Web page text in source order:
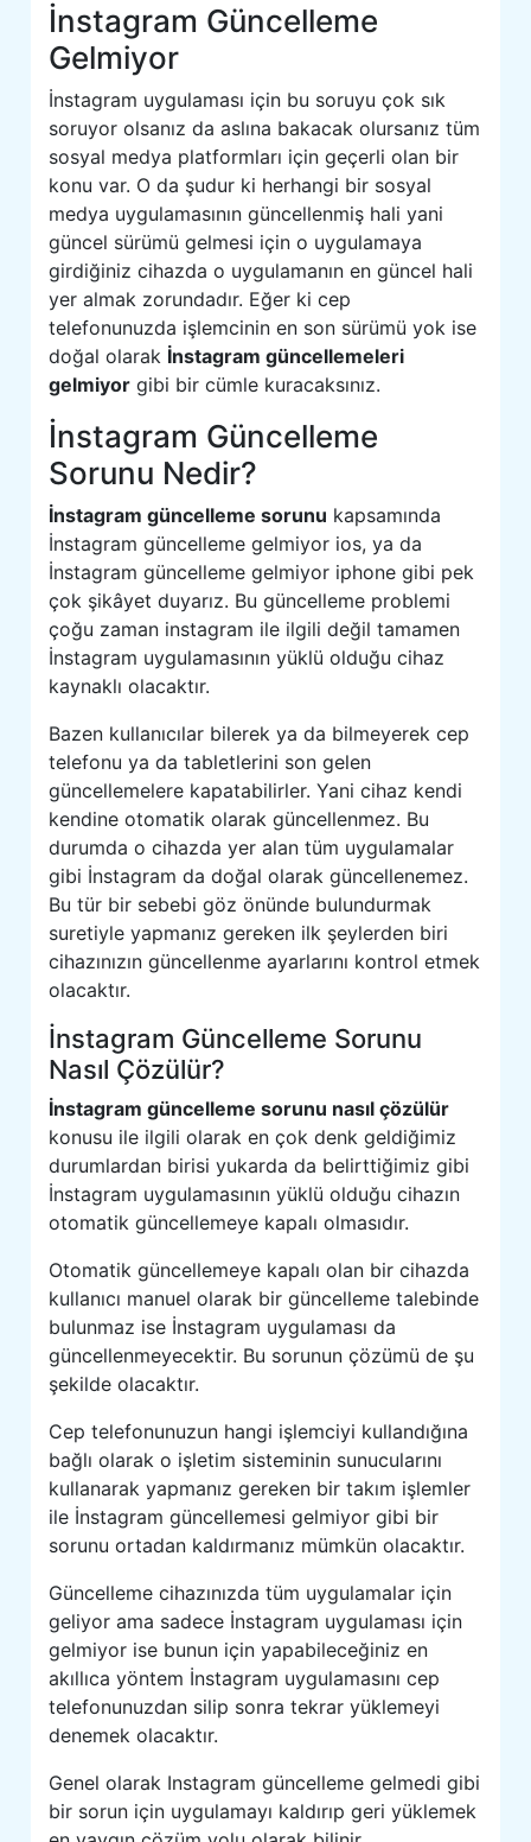
İnstagram Güncelleme
Gelmiyor
İnstagram uygulaması için bu soruyu çok sık
soruyor olsanız da aslına bakacak olursanız tüm
sosyal medya platformları için geçerli olan bir
konu var. O da şudur ki herhangi bir sosyal
medya uygulamasının güncellenmiş hali yani
güncel sürümü gelmesi için o uygulamaya
girdiğiniz cihazda o uygulamanın en güncel hali
yer almak zorundadır. Eğer ki cep
telefonunuzda işlemcinin en son sürümü yok ise
doğal olarak İnstagram güncellemeleri
gelmiyor gibi bir cümle kuracaksınız.
İnstagram Güncelleme
Sorunu Nedir?
İnstagram güncelleme sorunu kapsamında
İnstagram güncelleme gelmiyor ios, ya da
İnstagram güncelleme gelmiyor iphone gibi pek
çok şikâyet duyarız. Bu güncelleme problemi
çoğu zaman instagram ile ilgili değil tamamen
İnstagram uygulamasının yüklü olduğu cihaz
kaynaklı olacaktır.
Bazen kullanıcılar bilerek ya da bilmeyerek cep
telefonu ya da tabletlerini son gelen
güncellemelere kapatabilirler. Yani cihaz kendi
kendine otomatik olarak güncellenmez. Bu
durumda o cihazda yer alan tüm uygulamalar
gibi İnstagram da doğal olarak güncellenemez.
Bu tür bir sebebi göz önünde bulundurmak
suretiyle yapmanız gereken ilk şeylerden biri
cihazınızın güncellenme ayarlarını kontrol etmek
olacaktır.
İnstagram Güncelleme Sorunu
Nasıl Çözülür?
İnstagram güncelleme sorunu nasıl çözülür
konusu ile ilgili olarak en çok denk geldiğimiz
durumlardan birisi yukarda da belirttiğimiz gibi
İnstagram uygulamasının yüklü olduğu cihazın
otomatik güncellemeye kapalı olmasıdır.
Otomatik güncellemeye kapalı olan bir cihazda
kullanıcı manuel olarak bir güncelleme talebinde
bulunmaz ise İnstagram uygulaması da
güncellenmeyecektir. Bu sorunun çözümü de şu
şekilde olacaktır.
Cep telefonunuzun hangi işlemciyi kullandığına
bağlı olarak o işletim sisteminin sunucularını
kullanarak yapmanız gereken bir takım işlemler
ile İnstagram güncellemesi gelmiyor gibi bir
sorunu ortadan kaldırmanız mümkün olacaktır.
Güncelleme cihazınızda tüm uygulamalar için
geliyor ama sadece İnstagram uygulaması için
gelmiyor ise bunun için yapabileceğiniz en
akıllıca yöntem İnstagram uygulamasını cep
telefonunuzdan silip sonra tekrar yüklemeyi
denemek olacaktır.
Genel olarak Instagram güncelleme gelmedi gibi
bir sorun için uygulamayı kaldırıp geri yüklemek